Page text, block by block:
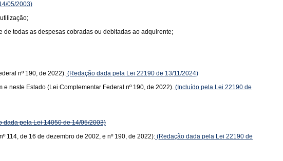
05/2003)
todas as despesas cobradas ou debitadas ao adquirente;
nº 190, de 2022). (Redação dada pela Lei 22190 de 13/11/2024)
neste Estado (Lei Complementar Federal nº 190, de 2022). (Incluído pela Lei 22190 de
dada pela Lei 14050 de 14/05/2003)
114, de 16 de dezembro de 2002, e nº 190, de 2022): (Redação dada pela Lei 22190 de